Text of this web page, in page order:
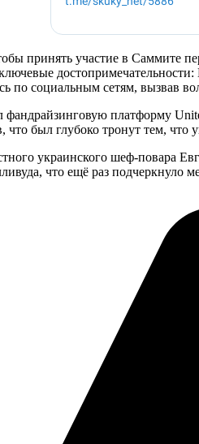
принять участие в Саммите
по социальным сетям, вызвав
фандрайзинговую платформу
был глубоко тронут тем, что
украинского шеф-
что ещё раз